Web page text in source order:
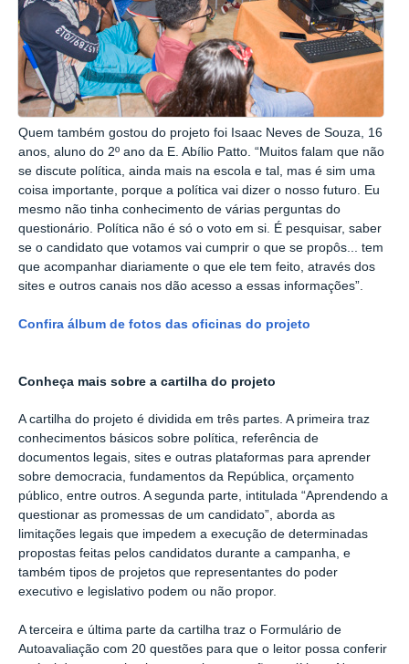
Quem também gostou do projeto foi Isaac Neves de Souza, 16
anos, aluno do 2º ano da E. Abílio Patto. “Muitos falam que não
se discute política, ainda mais na escola e tal, mas é sim uma
coisa importante, porque a política vai dizer o nosso futuro. Eu
mesmo não tinha conhecimento de várias perguntas do
questionário. Política não é só o voto em si. É pesquisar, saber
se o candidato que votamos vai cumprir o que se propôs... tem
que acompanhar diariamente o que ele tem feito, através dos
sites e outros canais nos dão acesso a essas informações”.
Confira álbum de fotos das oficinas do projeto
Conheça mais sobre a cartilha do projeto
A cartilha do projeto é dividida em três partes. A primeira traz
conhecimentos básicos sobre política, referência de
documentos legais, sites e outras plataformas para aprender
sobre democracia, fundamentos da República, orçamento
público, entre outros. A segunda parte, intitulada “Aprendendo a
questionar as promessas de um candidato”, aborda as
limitações legais que impedem a execução de determinadas
propostas feitas pelos candidatos durante a campanha, e
também tipos de projetos que representantes do poder
executivo e legislativo podem ou não propor.
A terceira e última parte da cartilha traz o Formulário de
Autoavaliação com 20 questões para que o leitor possa conferir